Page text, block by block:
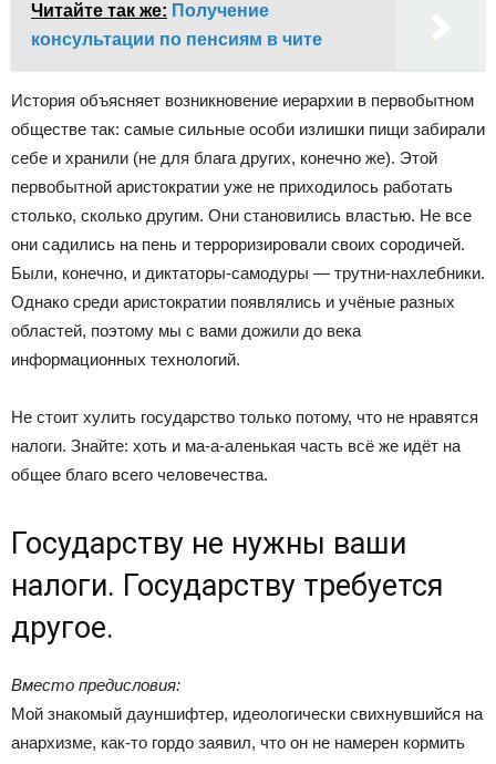
Читайте так же: Получение
консультации по пенсиям в чите
История объясняет возникновение иерархии в первобытном
обществе так: самые сильные особи излишки пищи забирали
себе и хранили (не для блага других, конечно же). Этой
первобытной аристократии уже не приходилось работать
столько, сколько другим. Они становились властью. Не все
они садились на пень и терроризировали своих сородичей.
Были, конечно, и диктаторы-самодуры — трутни-нахлебники.
Однако среди аристократии появлялись и учёные разных
областей, поэтому мы с вами дожили до века
информационных технологий.
Не стоит хулить государство только потому, что не нравятся
налоги. Знайте: хоть и ма-а-аленькая часть всё же идёт на
общее благо всего человечества.
Государству не нужны ваши
налоги. Государству требуется
другое.
Вместо предисловия:
Мой знакомый дауншифтер, идеологически свихнувшийся на
анархизме, как-то гордо заявил, что он не намерен кормить